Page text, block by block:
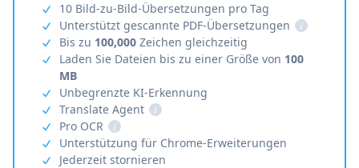
10 Bild-zu-Bild-Übersetzungen pro Tag
Unterstützt gescannte PDF-Übersetzungen
i
Bis zu 100,000 Zeichen gleichzeitig
Laden Sie Dateien bis zu einer Größe von 100
MB
Unbegrenzte KI-Erkennung
Translate Agent
i
Pro OCR
i
Unterstützung für Chrome-Erweiterungen
Jederzeit stornieren